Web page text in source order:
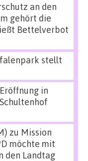
an den
gehört die
Bettelverbot
stellt
Eröffnung in
zu Mission
möchte mit
den Landtag